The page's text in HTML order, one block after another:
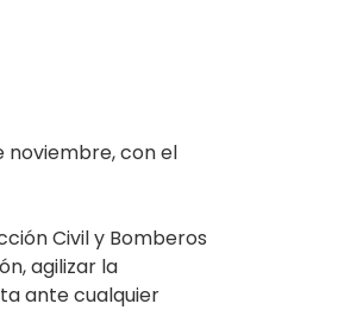
noviembre, con el
Civil y Bomberos
agilizar la
ante cualquier